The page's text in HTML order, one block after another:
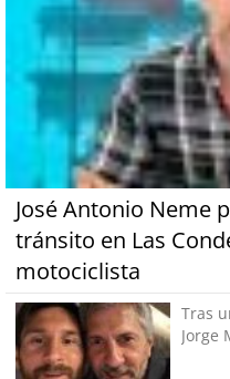
José Antonio Neme
tránsito en Las
motociclista
Tras
Jorge